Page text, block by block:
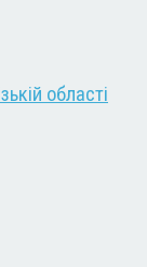
області